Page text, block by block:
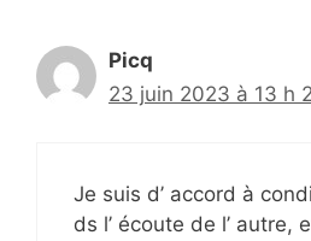
Picq
23 juin 2023 à 13 h
Je suis d’ accord à
ds l’ écoute de l’ autre,